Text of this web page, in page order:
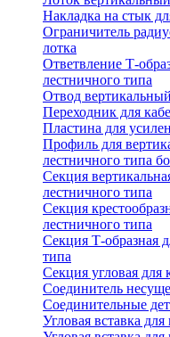
Накладка на стык
Ограничитель
лотка
Ответвление Т-
лестничного типа
Отвод
Переходник для
Пластина для
Профиль для
лестничного типа
Секция
лестничного типа
Секция
лестничного типа
Секция Т-образная
типа
Секция угловая для
Соединитель
Соединительные
Угловая вставка